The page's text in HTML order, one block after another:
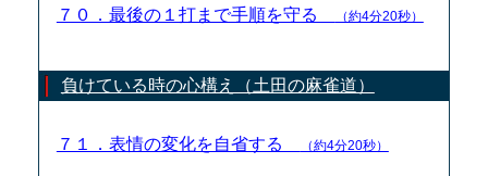
７０．最後の１打まで手順を守る （約4分20秒）
負けている時の心構え（土田の麻雀道）
７１．表情の変化を自省する （約4分20秒）